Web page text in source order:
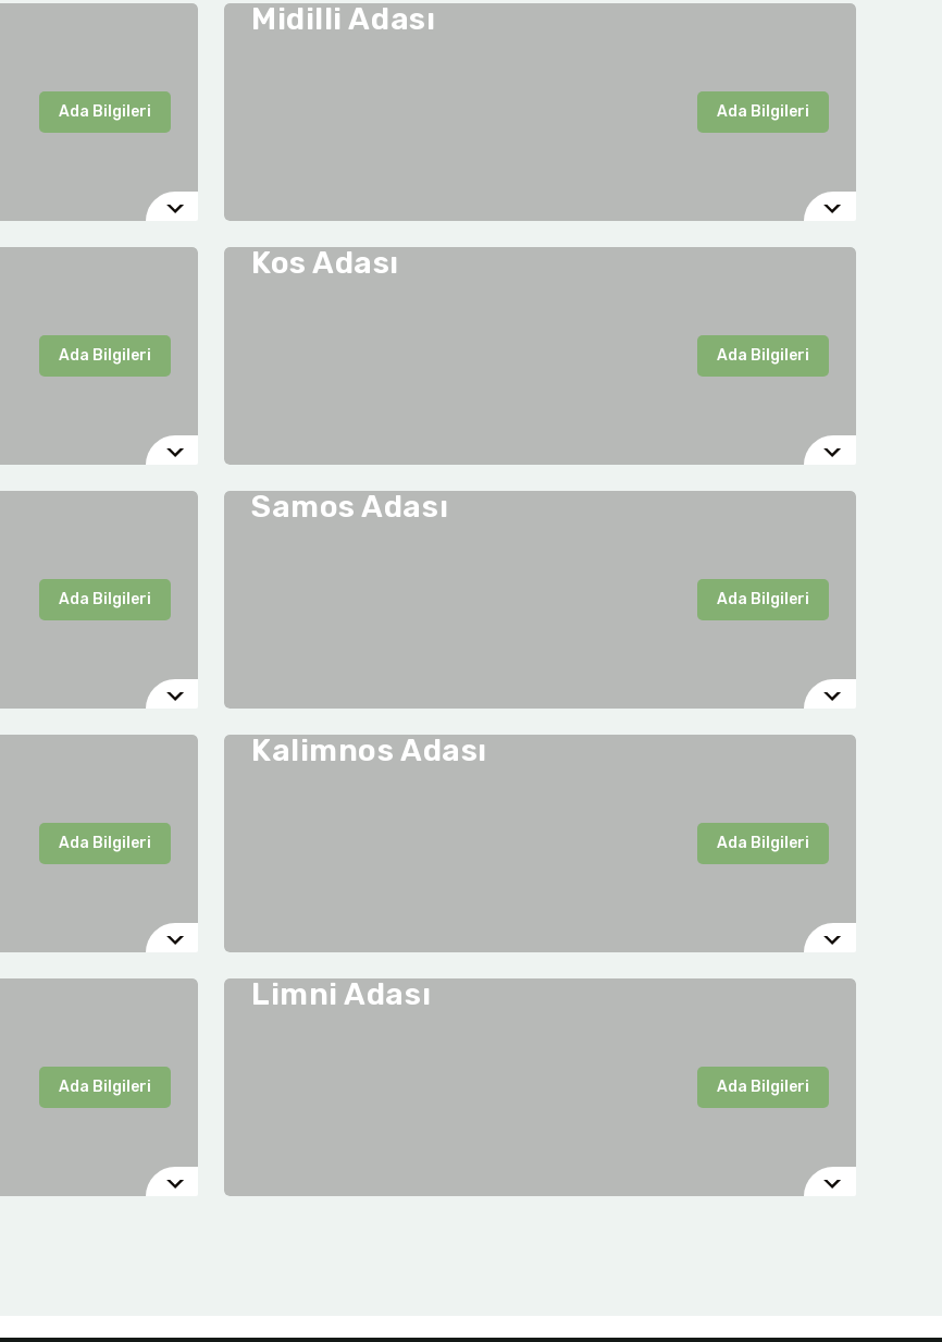
Ada Bilgileri
Midilli Adası
Ada Bilgileri
Ada Bilgileri
Kos Adası
Ada Bilgileri
Ada Bilgileri
Samos Adası
Ada Bilgileri
Ada Bilgileri
Kalimnos Adası
Ada Bilgileri
Ada Bilgileri
Limni Adası
Ada Bilgileri